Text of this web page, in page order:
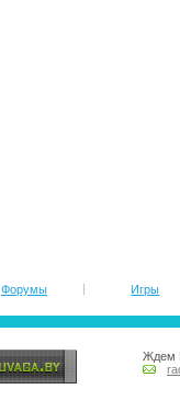
Форумы Игры
Ждем